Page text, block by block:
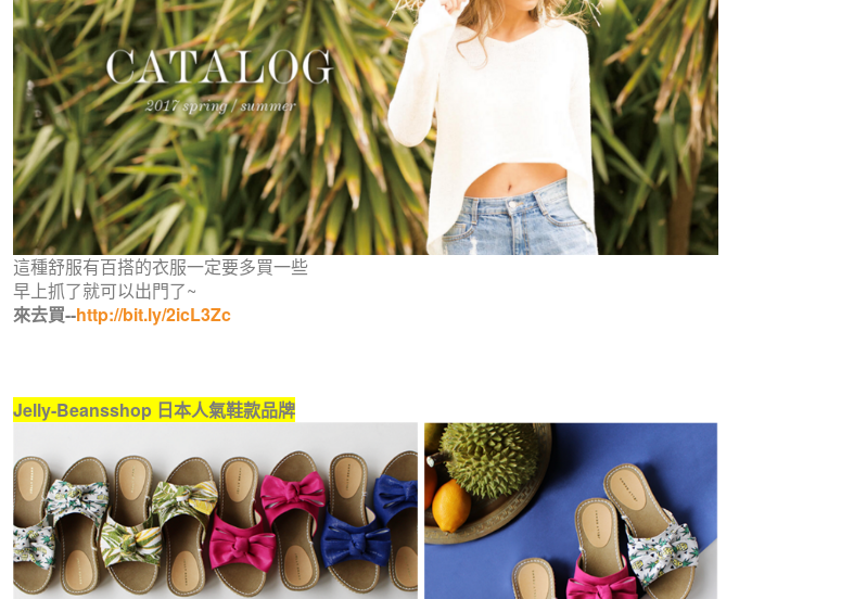
這種舒服有百搭的衣服一定要多買一些
早上抓了就可以出門了~
來去買--http://bit.ly/2icL3Zc
Jelly-Beansshop 日本人氣鞋款品牌